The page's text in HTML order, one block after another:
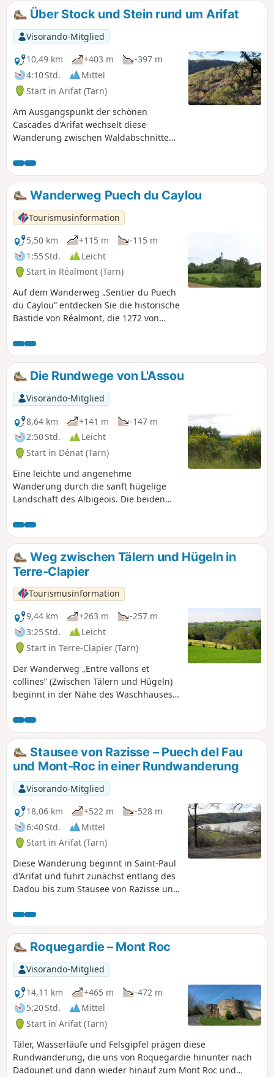
Über Stock und Stein rund um Arifat
Visorando-Mitglied
10,49 km
+403 m
-397 m
4:10 Std.
Mittel
Start in Arifat (Tarn)
Am Ausgangspunkt der schönen
Cascades d'Arifat wechselt diese
Wanderung zwischen Waldabschnitten
denen aus man einen schönen Blick auf
die umliegenden Berge und Täler hat,
der besonders im Herbst, wenn sich die
Laubbäume bunt färben,
atemberaubend ist.
Wanderweg Puech du Caylou
Tourismusinformation
5,50 km
+115 m
-115 m
1:55 Std.
Leicht
Start in Réalmont (Tarn)
Auf dem Wanderweg „Sentier du Puech
du Caylou” entdecken Sie die historische
Bastide von Réalmont, die 1272 von
wurde, bevor Sie zum Gipfel des Puech
oder Pic du Caylou auf 329 m Höhe
aufsteigen. Wanderweg von
gemeinschaftlichem Interesse, angelegt
vom Fremdenverkehrsamt Centre Tarn.
Siehe § Praktische Informationen.
Die Rundwege von L'Assou
Visorando-Mitglied
8,64 km
+141 m
-147 m
2:50 Std.
Leicht
Start in Dénat (Tarn)
Eine leichte und angenehme
Wanderung durch die sanft hügelige
Landschaft des Albigeois. Die beiden
de la Borie Sèche und dem Sentier de la
Foun del Tel. Je nach Lust und Laune
sowie der aktuellen Kondition kann man
also entweder nur eine Runde oder
beide zusammen laufen.
Weg zwischen Tälern und Hügeln in
Terre-Clapier
Tourismusinformation
9,44 km
+263 m
-257 m
3:25 Std.
Leicht
Start in Terre-Clapier (Tarn)
Der Wanderweg „Entre vallons et
collines” (Zwischen Tälern und Hügeln)
beginnt in der Nähe des Waschhauses
Herzen der Gemeinde Terre-Clapier.
Weiter entfernt trifft der Weg auf den
Lézert, einen Fluss, der in Roudayrou
entspringt, wo der Dadou mündet. Er
schlängelt sich (daher sein Name) durch
ein enges Tal voller Wiesen. Sein Wasser
trieb vier Mühlen an. Wanderweg von
gemeinschaftlichem Interesse, angelegt
vom Fremdenverkehrsamt Centre Tarn.
Siehe § Praktische Informationen.
Stausee von Razisse – Puech del Fau
und Mont-Roc in einer Rundwanderung
Visorando-Mitglied
18,06 km
+522 m
-528 m
6:40 Std.
Mittel
Start in Arifat (Tarn)
Diese Wanderung beginnt in Saint-Paul
d'Arifat und führt zunächst entlang des
Dadou bis zum Stausee von Razisse und
Puech del Fau. Der Rückweg führt durch
das kleine Dorf Mont-Roc, wo man
unbedingt einen Abstecher zur
Orientierungstafel machen sollte.
Wildwasser, kleine Felsvorsprünge und
schöne Aussichtspunkte bilden den
Hintergrund dieser Rundwanderung in
einer hügeligen und
abwechslungsreichen Landschaft.
Vorsicht jedoch vor den Hunden (5) an
der Mouline du Viguier!
Roquegardie – Mont Roc
Visorando-Mitglied
14,11 km
+465 m
-472 m
5:20 Std.
Mittel
Start in Arifat (Tarn)
Täler, Wasserläufe und Felsgipfel prägen diese
Rundwanderung, die uns von Roquegardie hinunter nach
Dadounet und dann wieder hinauf zum Mont Roc und